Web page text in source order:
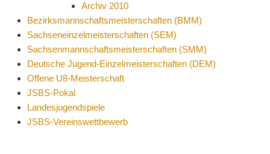
Archiv 2010
Bezirksmannschaftsmeisterschaften (BMM)
Sachseneinzelmeisterschaften (SEM)
Sachsenmannschaftsmeisterschaften (SMM)
Deutsche Jugend-Einzelmeisterschaften (DEM)
Offene U8-Meisterschaft
JSBS-Pokal
Landesjugendspiele
JSBS-Vereinswettbewerb